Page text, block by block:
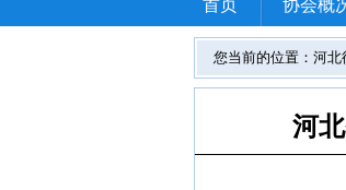
首页 协会概
您当前的位置：河
河